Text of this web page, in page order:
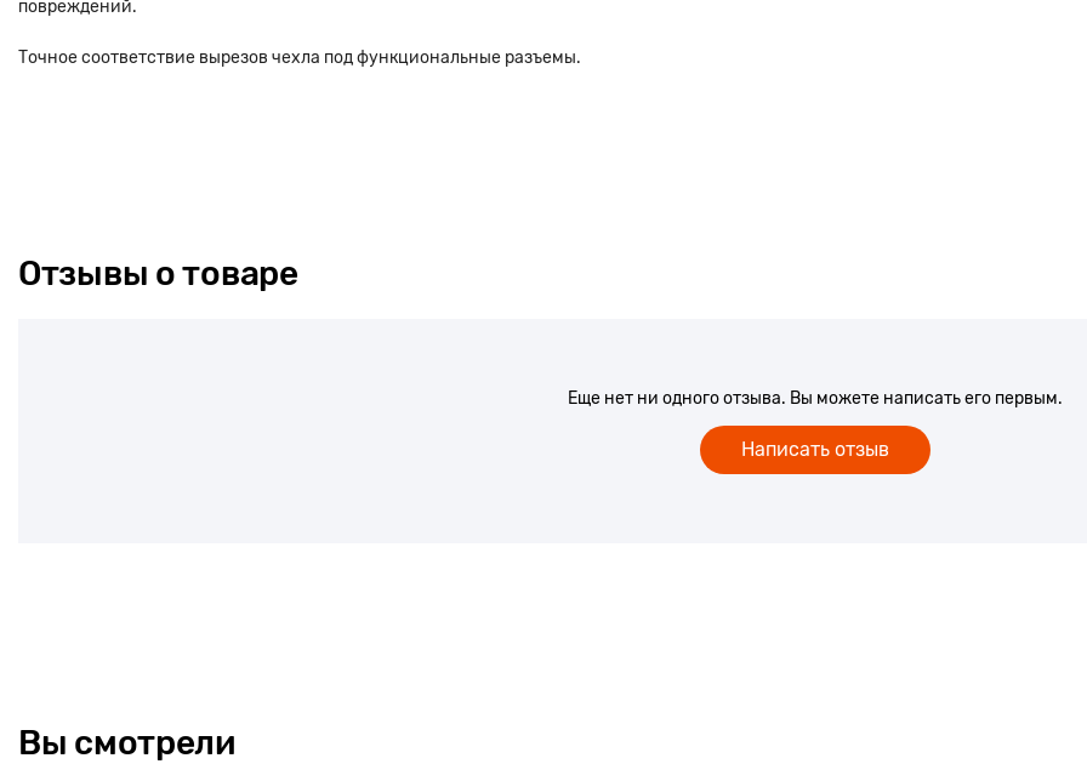
повреждений.
Точное соответствие вырезов чехла под функциональные разъемы.
Отзывы о товаре
Еще нет ни одного отзыва. Вы можете написать его первым.
Написать отзыв
Вы смотрели